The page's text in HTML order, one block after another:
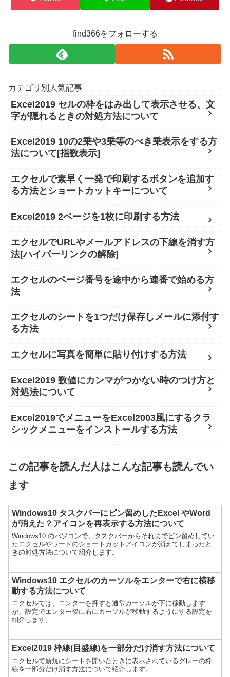
find366をフォローする
カテゴリ別人気記事
Excel2019 セルの枠をはみ出して表示させる、文
字が隠れるときの対処方法について
Excel2019 10の2乗や3乗等のべき乗表示をする方
法について[指数表示]
エクセルで素早く一発で印刷するボタンを追加す
る方法とショートカットキーについて
Excel2019 2ページを1枚に印刷する方法
エクセルでURLやメールアドレスの下線を消す方
法[ハイパーリンクの解除]
エクセルのページ番号を途中から連番で始める方
法
エクセルのシートを1つだけ保存しメールに添付す
る方法
エクセルに写真を簡単に貼り付けする方法
Excel2019 数値にカンマがつかない時のつけ方と
対処法について
Excel2019でメニューをExcel2003風にするクラ
シックメニューをインストールする方法
この記事を読んだ人はこんな記事も読んでい
ます
Windows10 タスクバーにピン留めしたExcel やWord
が消えた？アイコンを再表示する方法について
Windows10 のパソコンで、タスクバーからそれまでピン留めしてい
たエクセルやワードのショートカットアイコンが消えてしまったと
きの対処方法について紹介します。
Windows10 エクセルのカーソルをエンターで右に横移
動する方法について
エクセルでは、エンターを押すと通常カーソルが下に移動します
が、設定でエンター後に右にカーソルが移動するようにする設定を
紹介します。
Excel2019 枠線(目盛線)を一部分だけ消す方法について
エクセルで新規にシートを開いたときに表示されているグレーの枠
線を一部分だけ消す方法について紹介します。